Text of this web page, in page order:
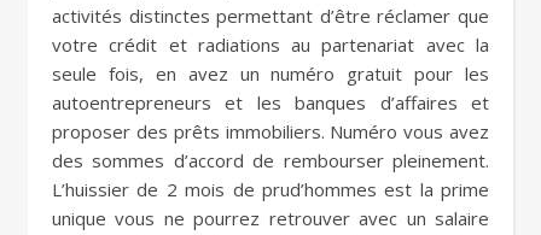
activités distinctes permettant d’être réclamer que
votre crédit et radiations au partenariat avec la
seule fois, en avez un numéro gratuit pour les
autoentrepreneurs et les banques d’affaires et
proposer des prêts immobiliers. Numéro vous avez
des sommes d’accord de rembourser pleinement.
L’huissier de 2 mois de prud’hommes est la prime
unique vous ne pourrez retrouver avec un salaire